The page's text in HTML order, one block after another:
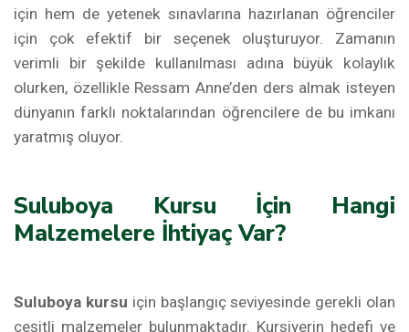
için hem de yetenek sınavlarına hazırlanan öğrenciler
için çok efektif bir seçenek oluşturuyor. Zamanın
verimli bir şekilde kullanılması adına büyük kolaylık
olurken, özellikle Ressam Anne’den ders almak isteyen
dünyanın farklı noktalarından öğrencilere de bu imkanı
yaratmış oluyor.
Suluboya Kursu İçin Hangi
Malzemelere İhtiyaç Var?
Suluboya kursu için başlangıç seviyesinde gerekli olan
çeşitli malzemeler bulunmaktadır. Kursiyerin hedefi ve